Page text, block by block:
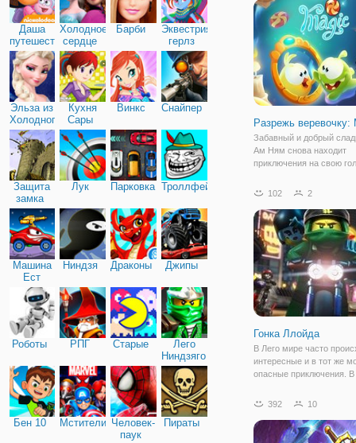
Даша
путешественница
Холодное
сердце
Барби
Эквестрия
герлз
Эльза из
Холодного
сердца
Кухня
Сары
Винкс Снайпер
Защита
замка
Лук Парковка Троллфейс
Машина
Ест
Машину
Ниндзя Драконы Джипы
Роботы РПГ Старые
Лего
Ниндзяго
Бен 10 Мстители Человек-
паук
Пираты
информации, которой
межгалактическая
купленное оружие,
Разрежь веревочку:
Забавный и добрый
Ам Ням снова находит
приключения на свою
его к новый мир
уже придумал способ
заветную конфетку. В
102 2
Гонка Ллойда
В Лего мире часто
интересные и в тот же
опасные приключения. В
названием "Гонка
будет проходить на
трассе
392 10